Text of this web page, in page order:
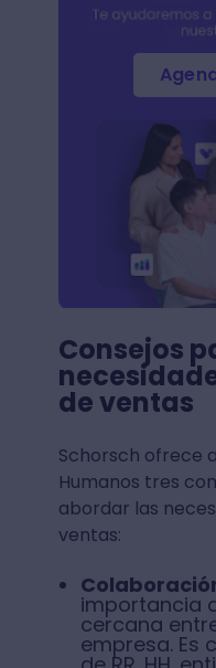
Consejos
de ventas
Schorsch ofrece
Humanos tres
abordar las
ventas:
importancia
cercana
empresa. Es